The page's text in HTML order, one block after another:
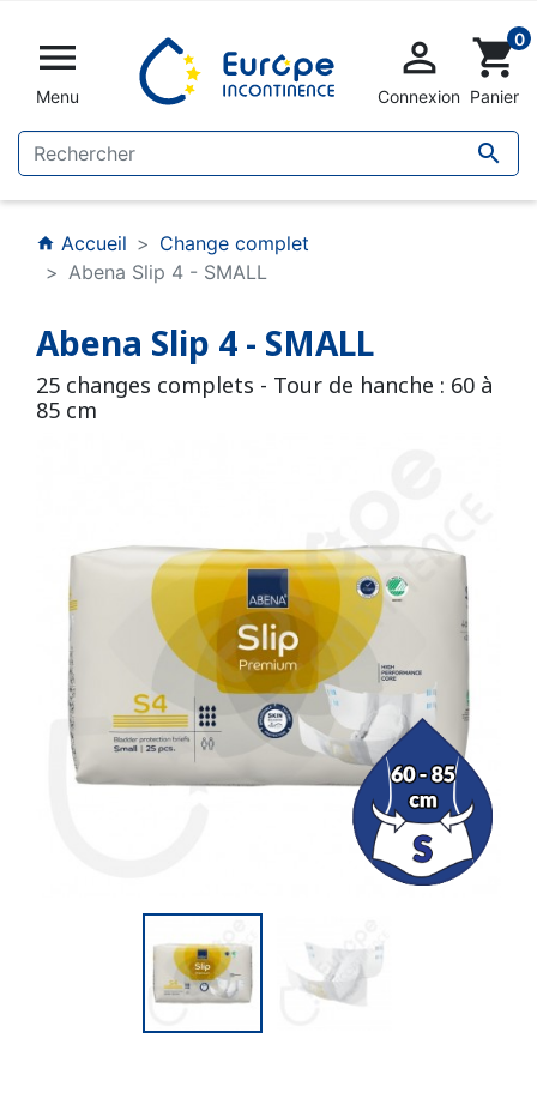

Menu


Connexion
shopping_cart0
Panier
home Accueil
Change complet
Abena Slip 4 - SMALL
Abena Slip 4 - SMALL
25 changes complets - Tour de hanche : 60 à
85 cm